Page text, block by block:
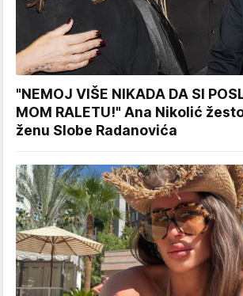
"NEMOJ VIŠE NIKADA DA SI
MOM RALETU!" Ana Nikolić
ženu Slobe Radanovića